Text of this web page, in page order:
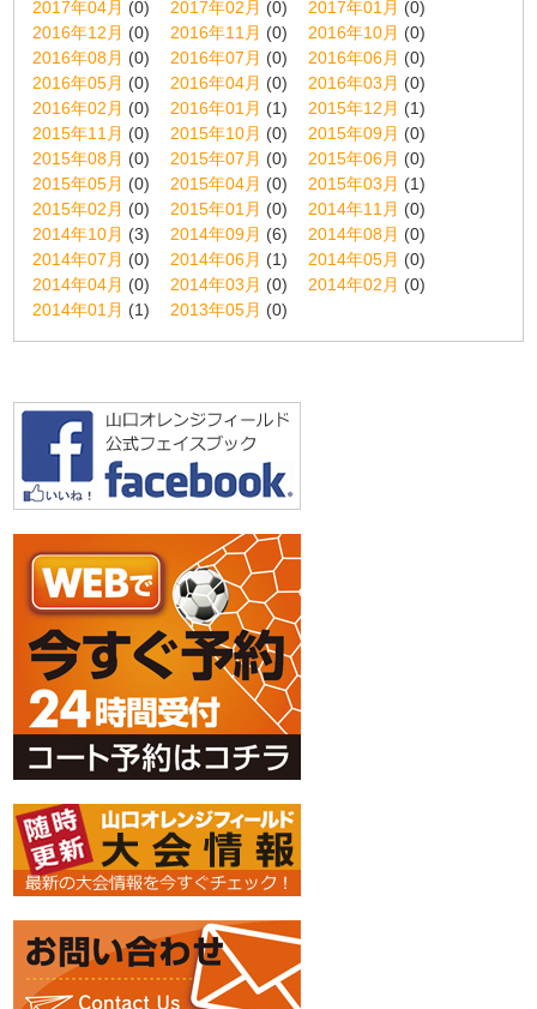
2017年04月 (0) 2017年02月 (0) 2017年01月 (0)
2016年12月 (0) 2016年11月 (0) 2016年10月 (0)
2016年08月 (0) 2016年07月 (0) 2016年06月 (0)
2016年05月 (0) 2016年04月 (0) 2016年03月 (0)
2016年02月 (0) 2016年01月 (1) 2015年12月 (1)
2015年11月 (0) 2015年10月 (0) 2015年09月 (0)
2015年08月 (0) 2015年07月 (0) 2015年06月 (0)
2015年05月 (0) 2015年04月 (0) 2015年03月 (1)
2015年02月 (0) 2015年01月 (0) 2014年11月 (0)
2014年10月 (3) 2014年09月 (6) 2014年08月 (0)
2014年07月 (0) 2014年06月 (1) 2014年05月 (0)
2014年04月 (0) 2014年03月 (0) 2014年02月 (0)
2014年01月 (1) 2013年05月 (0)